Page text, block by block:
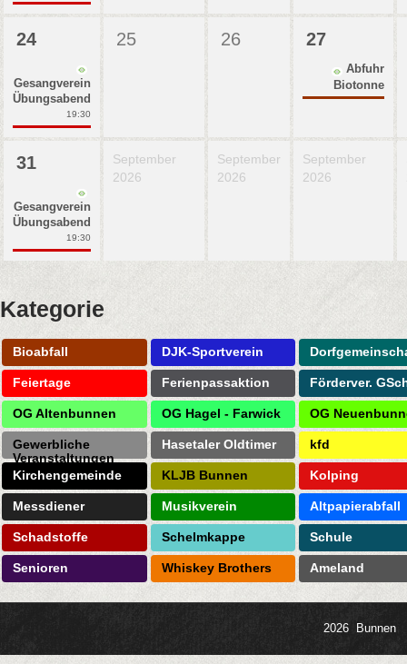
24
Gesangverein
Übungsabend
19:30
25 26 27
Abfuhr
Biotonne
31
Gesangverein
Übungsabend
19:30
September
2026
September
2026
September
2026
Kategorie
Bioabfall DJK-Sportverein
Feiertage Ferienpassaktion Förderver.
OG Altenbunnen OG Hagel - Farwick OG
Gewerbliche
Veranstaltungen
Hasetaler Oldtimer kfd
Kirchengemeinde KLJB Bunnen Kolping
Messdiener Musikverein Altpapierabfall
Schadstoffe Schelmkappe Schule
Senioren Whiskey Brothers Ameland
2026 Bunnen